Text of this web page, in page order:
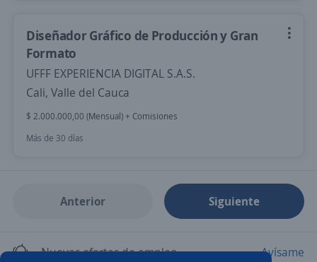
Diseñador Gráfico de Producción y Gran
Formato
UFFF EXPERIENCIA DIGITAL S.A.S.
Cali, Valle del Cauca
$ 2.000.000,00 (Mensual) + Comisiones
Más de 30 días
Anterior Siguiente
Nuevas ofertas de empleo Avísame